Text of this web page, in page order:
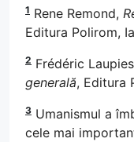
1 Rene Remond,
Editura Polirom,
2 Frédéric
generală, Editura
3 Umanismul a
cele mai